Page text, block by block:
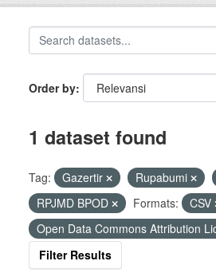
Order by
1 dataset found
Tag: Gazertir Rupabumi
RPJMD BPOD
Formats: CSV
Open Data Commons Attribution
Filter Results